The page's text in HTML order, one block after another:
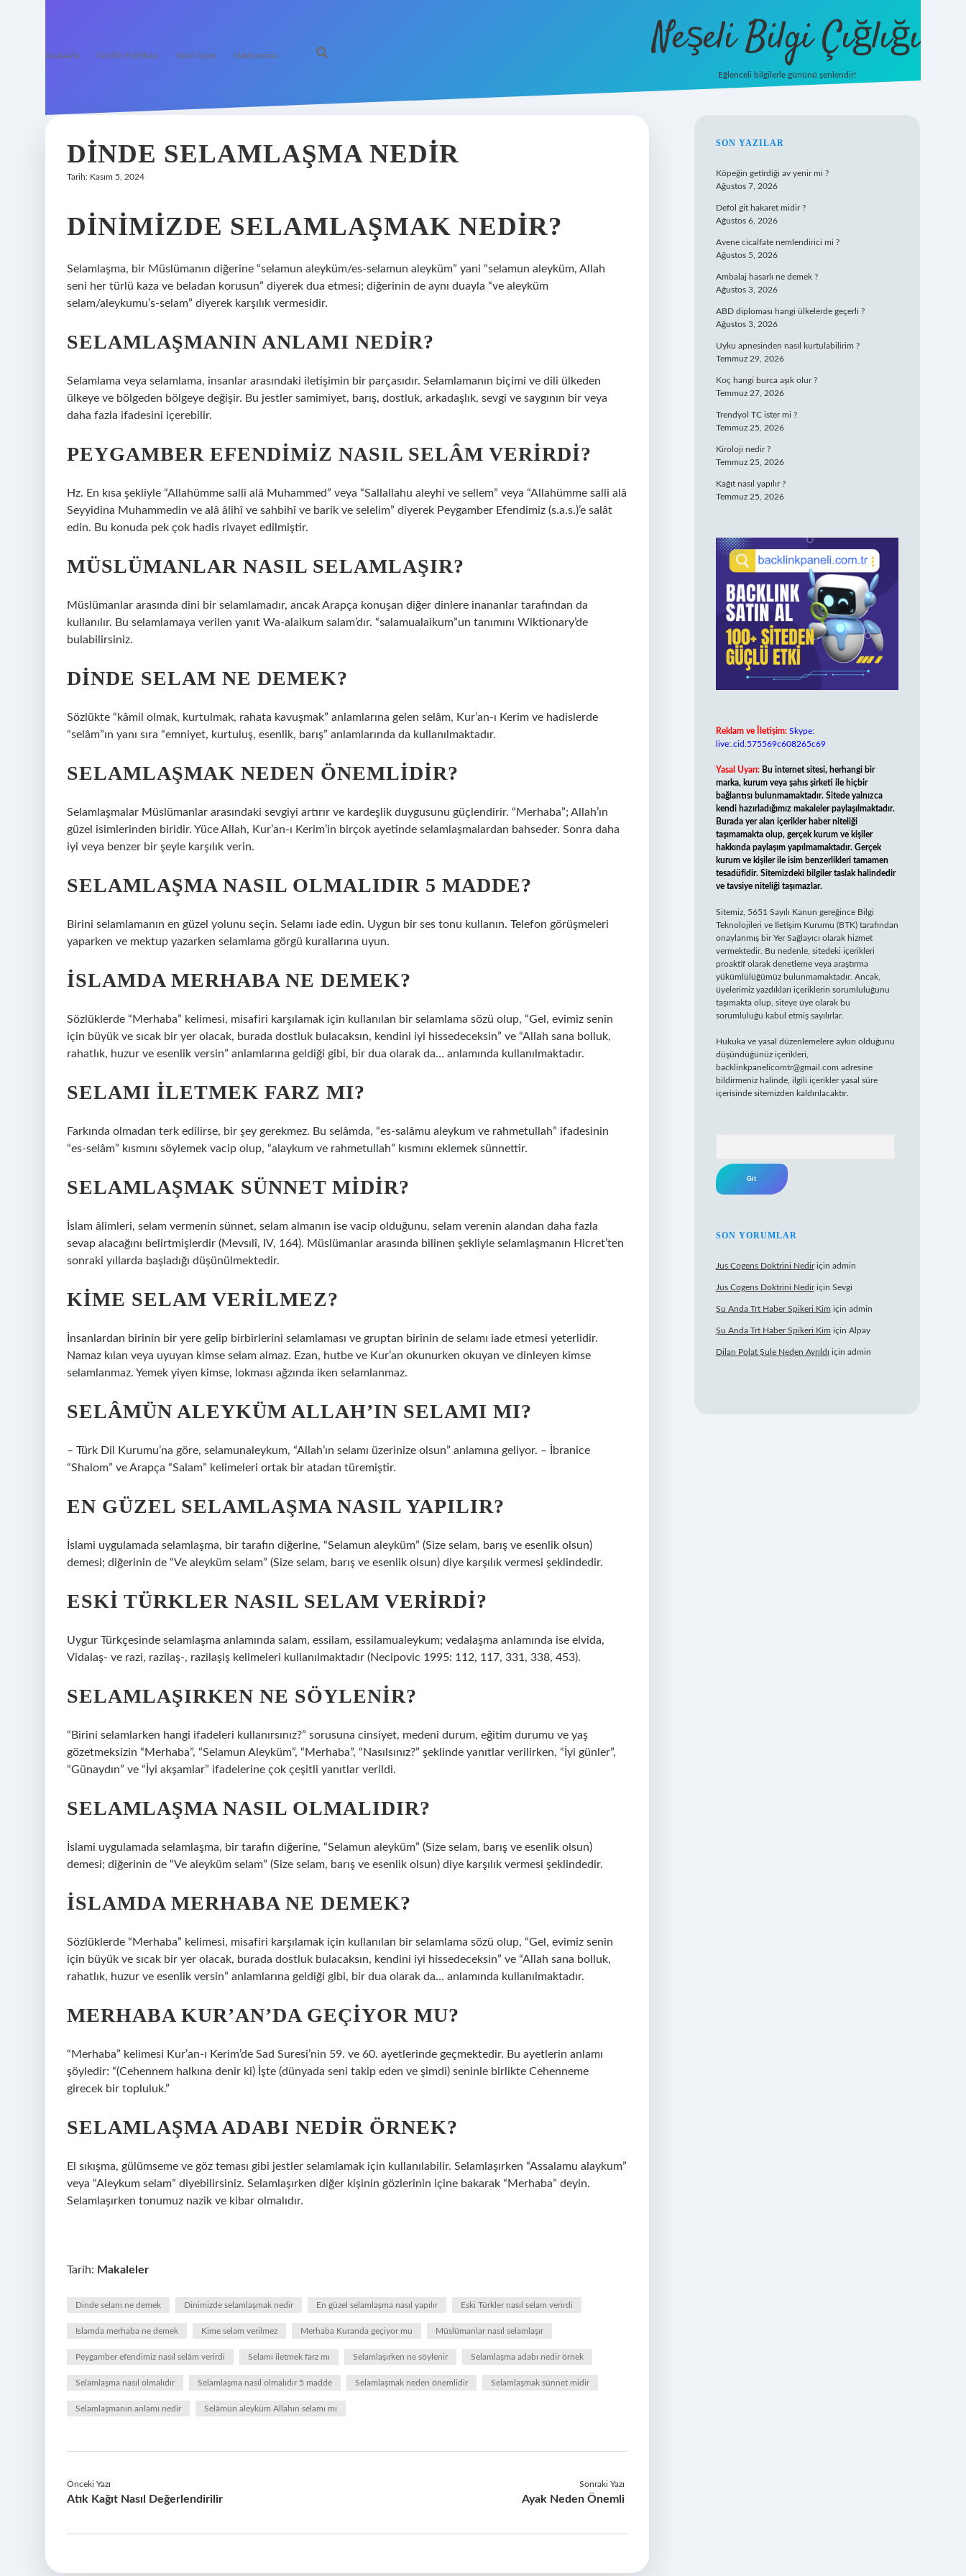
Anasayfa Gizlilik Politikası Yasal Uyarı Hakkımızda Neşeli Bilgi Çığlığı
Eğlenceli bilgilerle gününü şenlendir!
DINDE SELAMLAŞMA NEDIR
Tarih: Kasım 5, 2024
DINIMIZDE SELAMLAŞMAK NEDIR?
Selamlaşma, bir Müslümanın diğerine “selamun aleyküm/es-selamun aleyküm” yani “selamun aleyküm, Allah
seni her türlü kaza ve beladan korusun” diyerek dua etmesi; diğerinin de aynı duayla “ve aleyküm
selam/aleykumu’s-selam” diyerek karşılık vermesidir.
SELAMLAŞMANIN ANLAMI NEDIR?
Selamlama veya selamlama, insanlar arasındaki iletişimin bir parçasıdır. Selamlamanın biçimi ve dili ülkeden
ülkeye ve bölgeden bölgeye değişir. Bu jestler samimiyet, barış, dostluk, arkadaşlık, sevgi ve saygının bir veya
daha fazla ifadesini içerebilir.
PEYGAMBER EFENDIMIZ NASIL SELÂM VERIRDI?
Hz. En kısa şekliyle “Allahümme salli alâ Muhammed” veya “Sallallahu aleyhi ve sellem” veya “Allahümme salli alâ
Seyyidina Muhammedin ve alâ âlihî ve sahbihî ve barik ve selelim” diyerek Peygamber Efendimiz (s.a.s.)’e salât
edin. Bu konuda pek çok hadis rivayet edilmiştir.
MÜSLÜMANLAR NASIL SELAMLAŞIR?
Müslümanlar arasında dini bir selamlamadır, ancak Arapça konuşan diğer dinlere inananlar tarafından da
kullanılır. Bu selamlamaya verilen yanıt Wa-alaikum salam’dır. “salamualaikum”un tanımını Wiktionary’de
bulabilirsiniz.
DINDE SELAM NE DEMEK?
Sözlükte “kâmil olmak, kurtulmak, rahata kavuşmak” anlamlarına gelen selâm, Kur’an-ı Kerim ve hadislerde
“selâm”ın yanı sıra “emniyet, kurtuluş, esenlik, barış” anlamlarında da kullanılmaktadır.
SELAMLAŞMAK NEDEN ÖNEMLIDIR?
Selamlaşmalar Müslümanlar arasındaki sevgiyi artırır ve kardeşlik duygusunu güçlendirir. “Merhaba”; Allah’ın
güzel isimlerinden biridir. Yüce Allah, Kur’an-ı Kerim’in birçok ayetinde selamlaşmalardan bahseder. Sonra daha
iyi veya benzer bir şeyle karşılık verin.
SELAMLAŞMA NASIL OLMALIDIR 5 MADDE?
Birini selamlamanın en güzel yolunu seçin. Selamı iade edin. Uygun bir ses tonu kullanın. Telefon görüşmeleri
yaparken ve mektup yazarken selamlama görgü kurallarına uyun.
İSLAMDA MERHABA NE DEMEK?
Sözlüklerde “Merhaba” kelimesi, misafiri karşılamak için kullanılan bir selamlama sözü olup, “Gel, evimiz senin
için büyük ve sıcak bir yer olacak, burada dostluk bulacaksın, kendini iyi hissedeceksin” ve “Allah sana bolluk,
rahatlık, huzur ve esenlik versin” anlamlarına geldiği gibi, bir dua olarak da… anlamında kullanılmaktadır.
SELAMI ILETMEK FARZ MI?
Farkında olmadan terk edilirse, bir şey gerekmez. Bu selâmda, “es-salâmu aleykum ve rahmetullah” ifadesinin
“es-selâm” kısmını söylemek vacip olup, “alaykum ve rahmetullah” kısmını eklemek sünnettir.
SELAMLAŞMAK SÜNNET MIDIR?
İslam âlimleri, selam vermenin sünnet, selam almanın ise vacip olduğunu, selam verenin alandan daha fazla
sevap alacağını belirtmişlerdir (Mevsılî, IV, 164). Müslümanlar arasında bilinen şekliyle selamlaşmanın Hicret’ten
sonraki yıllarda başladığı düşünülmektedir.
KIME SELAM VERILMEZ?
İnsanlardan birinin bir yere gelip birbirlerini selamlaması ve gruptan birinin de selamı iade etmesi yeterlidir.
Namaz kılan veya uyuyan kimse selam almaz. Ezan, hutbe ve Kur’an okunurken okuyan ve dinleyen kimse
selamlanmaz. Yemek yiyen kimse, lokması ağzında iken selamlanmaz.
SELÂMÜN ALEYKÜM ALLAH’IN SELAMI MI?
– Türk Dil Kurumu’na göre, selamunaleykum, “Allah’ın selamı üzerinize olsun” anlamına geliyor. – İbranice
“Shalom” ve Arapça “Salam” kelimeleri ortak bir atadan türemiştir.
EN GÜZEL SELAMLAŞMA NASIL YAPILIR?
İslami uygulamada selamlaşma, bir tarafın diğerine, “Selamun aleyküm” (Size selam, barış ve esenlik olsun)
demesi; diğerinin de “Ve aleyküm selam” (Size selam, barış ve esenlik olsun) diye karşılık vermesi şeklindedir.
ESKI TÜRKLER NASIL SELAM VERIRDI?
Uygur Türkçesinde selamlaşma anlamında salam, essilam, essilamualeykum; vedalaşma anlamında ise elvida,
Vidalaş- ve razi, razilaş-, razilaşiş kelimeleri kullanılmaktadır (Necipovic 1995: 112, 117, 331, 338, 453).
SELAMLAŞIRKEN NE SÖYLENIR?
“Birini selamlarken hangi ifadeleri kullanırsınız?” sorusuna cinsiyet, medeni durum, eğitim durumu ve yaş
gözetmeksizin “Merhaba”, “Selamun Aleyküm”, “Merhaba”, “Nasılsınız?” şeklinde yanıtlar verilirken, “İyi günler”,
“Günaydın” ve “İyi akşamlar” ifadelerine çok çeşitli yanıtlar verildi.
SELAMLAŞMA NASIL OLMALIDIR?
İslami uygulamada selamlaşma, bir tarafın diğerine, “Selamun aleyküm” (Size selam, barış ve esenlik olsun)
demesi; diğerinin de “Ve aleyküm selam” (Size selam, barış ve esenlik olsun) diye karşılık vermesi şeklindedir.
İSLAMDA MERHABA NE DEMEK?
Sözlüklerde “Merhaba” kelimesi, misafiri karşılamak için kullanılan bir selamlama sözü olup, “Gel, evimiz senin
için büyük ve sıcak bir yer olacak, burada dostluk bulacaksın, kendini iyi hissedeceksin” ve “Allah sana bolluk,
rahatlık, huzur ve esenlik versin” anlamlarına geldiği gibi, bir dua olarak da… anlamında kullanılmaktadır.
MERHABA KUR’AN’DA GEÇIYOR MU?
“Merhaba” kelimesi Kur’an-ı Kerim’de Sad Suresi’nin 59. ve 60. ayetlerinde geçmektedir. Bu ayetlerin anlamı
şöyledir: “(Cehennem halkına denir ki) İşte (dünyada seni takip eden ve şimdi) seninle birlikte Cehenneme
girecek bir topluluk.”
SELAMLAŞMA ADABI NEDIR ÖRNEK?
El sıkışma, gülümseme ve göz teması gibi jestler selamlamak için kullanılabilir. Selamlaşırken “Assalamu alaykum”
veya “Aleykum selam” diyebilirsiniz. Selamlaşırken diğer kişinin gözlerinin içine bakarak “Merhaba” deyin.
Selamlaşırken tonumuz nazik ve kibar olmalıdır.
Tarih: Makaleler
Dinde selam ne demek Dinimizde selamlaşmak nedir En güzel selamlaşma nasıl yapılır Eski Türkler nasıl selam verirdi
İslamda merhaba ne demek Kime selam verilmez Merhaba Kuranda geçiyor mu Müslümanlar nasıl selamlaşır
Peygamber efendimiz nasıl selâm verirdi Selamı iletmek farz mı Selamlaşırken ne söylenir Selamlaşma adabı nedir örnek
Selamlaşma nasıl olmalıdır Selamlaşma nasıl olmalıdır 5 madde Selamlaşmak neden önemlidir Selamlaşmak sünnet midir
Selamlaşmanın anlamı nedir Selâmün aleyküm Allahın selamı mı
Önceki Yazı
Atık Kağıt Nasıl Değerlendirilir
Sonraki Yazı
Ayak Neden Önemli
SIDEBAR
SON YAZILAR
Köpeğin getirdiği av yenir mi ?
Ağustos 7, 2026
Defol git hakaret midir ?
Ağustos 6, 2026
Avene cicalfate nemlendirici mi ?
Ağustos 5, 2026
Ambalaj hasarlı ne demek ?
Ağustos 3, 2026
ABD diploması hangi ülkelerde geçerli ?
Ağustos 3, 2026
Uyku apnesinden nasıl kurtulabilirim ?
Temmuz 29, 2026
Koç hangi burca aşık olur ?
Temmuz 27, 2026
Trendyol TC ister mi ?
Temmuz 25, 2026
Kiroloji nedir ?
Temmuz 25, 2026
Kağıt nasıl yapılır ?
Temmuz 25, 2026
Reklam ve İletişim: Skype:
live:.cid.575569c608265c69
Yasal Uyarı: Bu internet sitesi, herhangi bir
marka, kurum veya şahıs şirketi ile hiçbir
bağlantısı bulunmamaktadır. Sitede yalnızca
kendi hazırladığımız makaleler paylaşılmaktadır.
Burada yer alan içerikler haber niteliği
taşımamakta olup, gerçek kurum ve kişiler
hakkında paylaşım yapılmamaktadır. Gerçek
kurum ve kişiler ile isim benzerlikleri tamamen
tesadüfidir. Sitemizdeki bilgiler taslak halindedir
ve tavsiye niteliği taşımazlar.
Sitemiz, 5651 Sayılı Kanun gereğince Bilgi
Teknolojileri ve İletişim Kurumu (BTK) tarafından
onaylanmış bir Yer Sağlayıcı olarak hizmet
vermektedir. Bu nedenle, sitedeki içerikleri
proaktif olarak denetleme veya araştırma
yükümlülüğümüz bulunmamaktadır. Ancak,
üyelerimiz yazdıkları içeriklerin sorumluluğunu
taşımakta olup, siteye üye olarak bu
sorumluluğu kabul etmiş sayılırlar.
Hukuka ve yasal düzenlemelere aykırı olduğunu
düşündüğünüz içerikleri,
backlinkpanelicomtr@gmail.com adresine
bildirmeniz halinde, ilgili içerikler yasal süre
içerisinde sitemizden kaldırılacaktır.
SON YORUMLAR
Jus Cogens Doktrini Nediriçin admin
Jus Cogens Doktrini Nediriçin Sevgi
Şu Anda Trt Haber Spikeri Kim için admin
Şu Anda Trt Haber Spikeri Kim için Alpay
Dilan Polat Şule Neden Ayrıldı için admin